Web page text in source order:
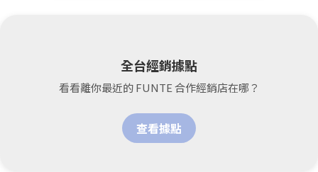
全台經銷據點
看看離你最近的 FUNTE 合作經銷店在哪？
查看據點